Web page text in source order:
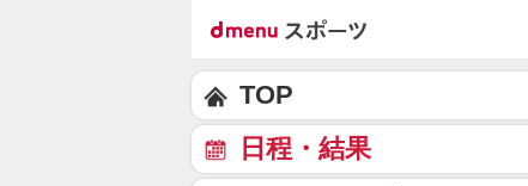
TOP
日程・結果